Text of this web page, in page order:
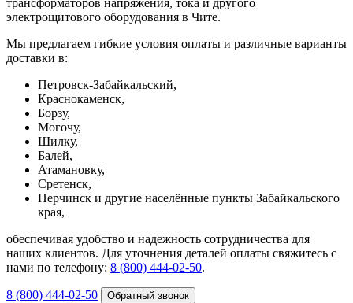
трансформаторов напряжения, тока и другого
электрощитового оборудования в Чите.
Мы предлагаем гибкие условия оплаты и различные варианты
доставки в:
Петровск-Забайкальский,
Краснокаменск,
Борзу,
Могочу,
Шилку,
Балей,
Атамановку,
Сретенск,
Нерчинск и другие населённые пункты Забайкальского
края,
обеспечивая удобство и надежность сотрудничества для
наших клиентов. Для уточнения деталей оплаты свяжитесь с
нами по телефону: 8 (800) 444-02-50.
8 (800) 444-02-50